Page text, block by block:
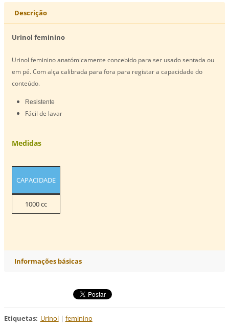
Descrição
Urinol feminino
Urinol feminino anatómicamente concebido para ser usado sentada ou
em pé. Com alça calibrada para fora para registar a capacidade do
conteúdo.
Resistente
Fácil de lavar
Medidas
CAPACIDADE
1000 cc
Informações básicas
Etiquetas: Urinol | feminino